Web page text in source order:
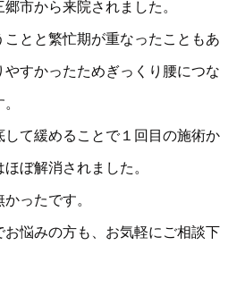
市から来院されました。
とと繁忙期が重なったこともあ
やすかったためぎっくり腰につな
て緩めることで１回目の施術か
ぼ解消されました。
ったです。
お悩みの方も、お気軽にご相談下